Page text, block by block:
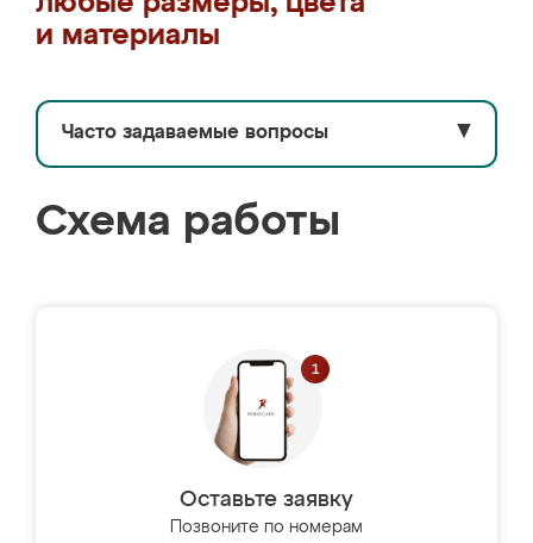
и материалы
Часто задаваемые вопросы ▼
Схема работы
Оставьте заявку
Позвоните по номерам